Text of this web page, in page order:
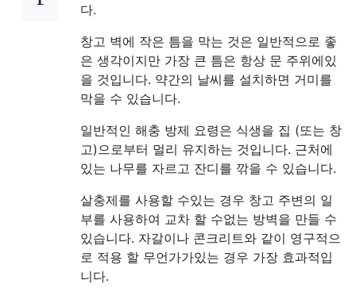
다.
창고 벽에 작은 틈을 막는 것은 일반적으로 좋
은 생각이지만 가장 큰 틈은 항상 문 주위에있
을 것입니다. 약간의 날씨를 설치하면 거미를
막을 수 있습니다.
일반적인 해충 방제 요령은 식생을 집 (또는 창
고)으로부터 멀리 유지하는 것입니다. 근처에
있는 나무를 자르고 잔디를 깎을 수 있습니다.
살충제를 사용할 수있는 경우 창고 주변의 일
부를 사용하여 교차 할 수없는 방벽을 만들 수
있습니다. 자갈이나 콘크리트와 같이 영구적으
로 적용 할 무언가가있는 경우 가장 효과적입
니다.